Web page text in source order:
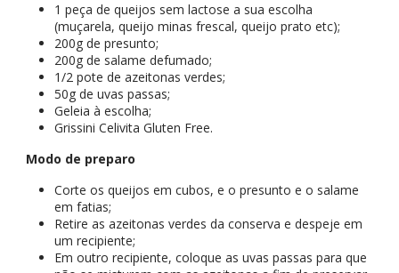
1 peça de queijos sem lactose a sua escolha
(muçarela, queijo minas frescal, queijo prato etc);
200g de presunto;
200g de salame defumado;
1/2 pote de azeitonas verdes;
50g de uvas passas;
Geleia à escolha;
Grissini Celivita Gluten Free.
Modo de preparo
Corte os queijos em cubos, e o presunto e o salame
em fatias;
Retire as azeitonas verdes da conserva e despeje em
um recipiente;
Em outro recipiente, coloque as uvas passas para que